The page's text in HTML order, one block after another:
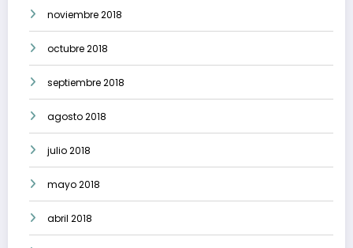
noviembre 2018
octubre 2018
septiembre 2018
agosto 2018
julio 2018
mayo 2018
abril 2018